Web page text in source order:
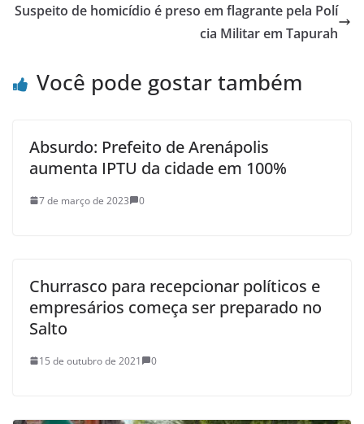
Suspeito de homicídio é preso em flagrante pela Polí
cia Militar em Tapurah
Você pode gostar também
Absurdo: Prefeito de Arenápolis
aumenta IPTU da cidade em 100%
7 de março de 2023 0
Churrasco para recepcionar políticos e
empresários começa ser preparado no
Salto
15 de outubro de 2021 0